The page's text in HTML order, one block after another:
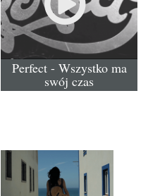
Perfect - Wszystko ma
swój czas